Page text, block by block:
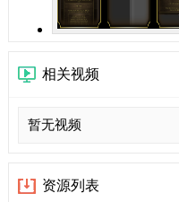
相关视频
暂无视频
资源列表